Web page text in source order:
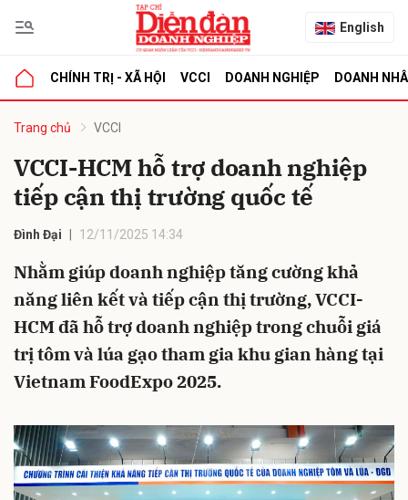
English
CHÍNH TRỊ - XÃ HỘI VCCI DOANH NGHIỆP DOANH
Trang chủ VCCI
VCCI-HCM hỗ trợ doanh nghiệp
tiếp cận thị trường quốc tế
Đình Đại 12/11/2025 14:34
Nhằm giúp doanh nghiệp tăng cường khả
năng liên kết và tiếp cận thị trường, VCCI-
HCM đã hỗ trợ doanh nghiệp trong chuỗi giá
trị tôm và lúa gạo tham gia khu gian hàng tại
Vietnam FoodExpo 2025.
luận
Hủy